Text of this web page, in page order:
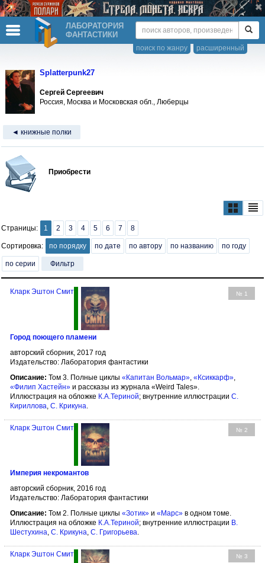
ЛАБОРАТОРИЯ
ФАНТАСТИКИ
расширенный
поиск по жанру
Splatterpunk27
Сергей Сергеевич
Россия, Москва и Московская обл., Люберцы
◄ книжные полки
Приобрести
Страницы: 1 2 3 4 5 6 7 8
Сортировка: по порядку по дате по автору по названию по году
по серии Фильтр
№ 1
Кларк Эштон Смит
Город поющего пламени
авторский сборник, 2017 год
Издательство: Лаборатория фантастики
Описание: Том 3. Полные циклы «Капитан Вольмар» «Ксиккарф»
«Филип Хастейн» и рассказы из журнала «Weird Tales».
Иллюстрация на обложке К.А.Териной; внутренние иллюстрации С.
Кириллова С. Крикуна
№ 2
Кларк Эштон Смит
Империя некромантов
авторский сборник, 2016 год
Издательство: Лаборатория фантастики
Описание: Том 2. Полные циклы «Зотик» и «Марс» в одном томе.
Иллюстрация на обложке К.А.Териной; внутренние иллюстрации В.
Шестухина С. Крикуна С. Григорьева
№ 3
Кларк Эштон Смит